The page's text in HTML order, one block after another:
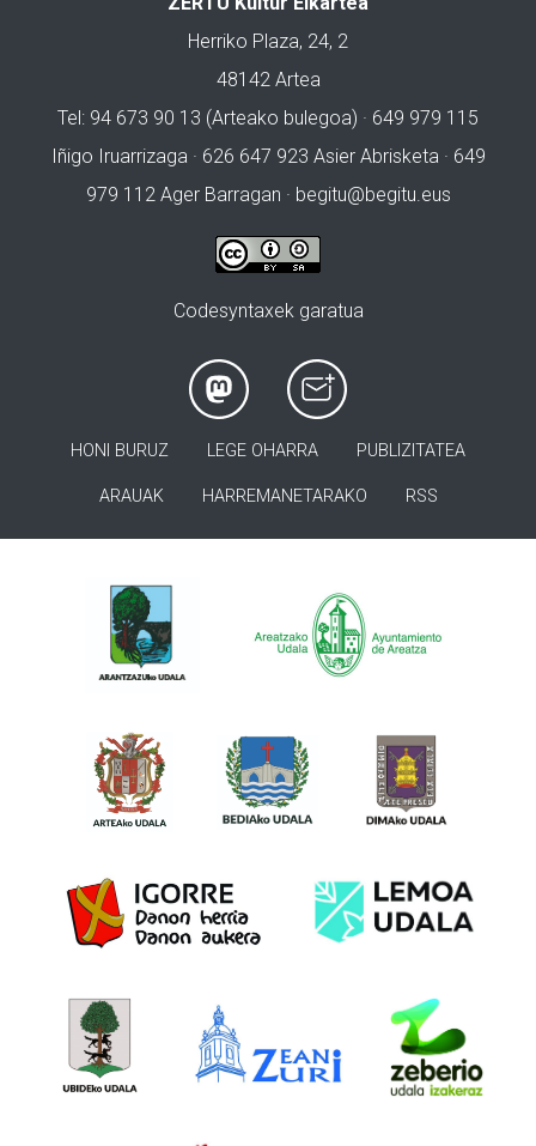
Herriko Plaza, 24, 2
48142 Artea
Tel: 94 673 90 13 (Arteako bulegoa) · 649 979 115
Iñigo Iruarrizaga · 626 647 923 Asier Abrisketa · 649
979 112 Ager Barragan · begitu@begitu.eus
Codesyntaxek garatua
HONI BURUZ LEGE OHARRA PUBLIZITATEA
ARAUAK HARREMANETARAKO RSS